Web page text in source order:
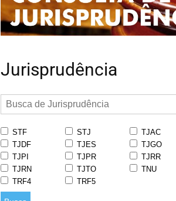
Jurisprudência
STF STJ TJAC
TJDF
TJES TJGO
TJPI
TJPR TJRR
TJRN
TJTO TNU
TRF4
TRF5